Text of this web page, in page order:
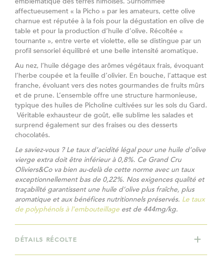
affectueusement « la Picho » par les amateurs, cette olive
charnue est réputée à la fois pour la dégustation en olive de
table et pour la production d’huile d’olive. Récoltée «
tournante », entre verte et violette, elle se distingue par un
profil sensoriel équilibré et une belle intensité aromatique.​
Au nez, l’huile dégage des arômes végétaux frais, évoquant
l’herbe coupée et la feuille d’olivier. En bouche, l’attaque est
franche, évoluant vers des notes gourmandes de fruits mûrs
et de prune. L’ensemble offre une structure harmonieuse,
typique des huiles de Picholine cultivées sur les sols du Gard.​
Véritable exhausteur de goût, elle sublime les salades et
surprend également sur des fraises ou des desserts
chocolatés.
Le saviez-vous ? Le taux d’acidité légal pour une huile d’olive
vierge extra doit être inférieur à 0,8%. Ce Grand Cru
Oliviers&Co va bien au-delà de cette norme avec un taux
exceptionnellement bas de 0,22%. Nos exigences qualité et
traçabilité garantissent une huile d’olive plus fraîche, plus
aromatique et aux bénéfices nutritionnels préservés. Le taux
de polyphénols à l’embouteillage est de 444mg/kg.
DÉTAILS RÉCOLTE